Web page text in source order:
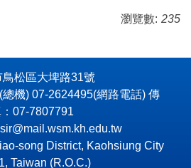
瀏覽數: 235
鳥松區大埤路31號
機) 07-2624495(網路電話) 傳
07-7807791
song District, Kaohsiung City
Taiwan (R.O.C.)